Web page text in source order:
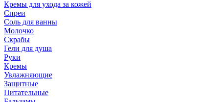
Кремы для ухода за кожей
Спреи
Соль для ванны
Молочко
Скрабы
Гели для душа
Руки
Кремы
Увлажняющие
Защитные
Питательные